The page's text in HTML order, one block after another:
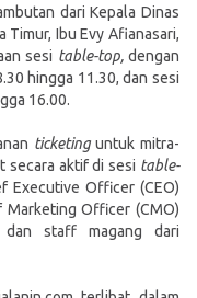
dari Kepala Dinas
Timur, Ibu Evy Afianasari,
sesi table-top,dengan
hingga 11.30, dan sesi
16.00.
ticketinguntuk mitra-
secara aktif di sesi table-
Executive Officer (CEO)
Marketing Officer (CMO)
dan staff magang dari